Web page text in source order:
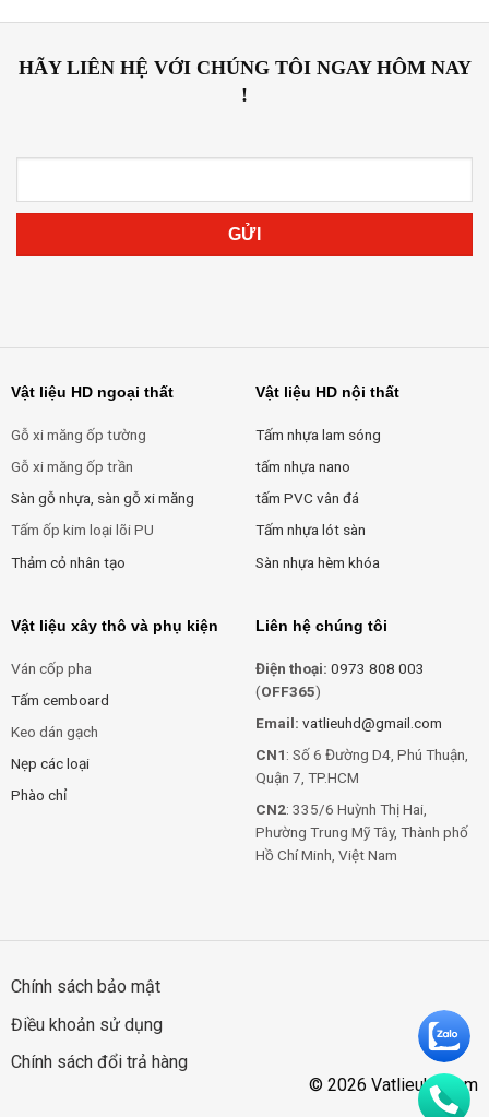
HÃY LIÊN HỆ VỚI CHÚNG TÔI NGAY HÔM NAY
!
Vật liệu HD ngoại thất
Gỗ xi măng ốp tường
Gỗ xi măng ốp trần
Sàn gỗ nhựa, sàn gỗ xi măng
Tấm ốp kim loại lõi PU
Thảm cỏ nhân tạo
Vật liệu HD nội thất
Tấm nhựa lam sóng
tấm nhựa nano
tấm PVC vân đá
Tấm nhựa lót sàn
Sàn nhựa hèm khóa
Vật liệu xây thô và phụ kiện
Ván cốp pha
Tấm cemboard
Keo dán gạch
Nẹp các loại
Phào chỉ
Liên hệ chúng tôi
Điện thoại: 0973 808 003
(OFF365)
Email: vatlieuhd@gmail.com
CN1: Số 6 Đường D4, Phú Thuận,
Quận 7, TP.HCM
CN2: 335/6 Huỳnh Thị Hai,
Phường Trung Mỹ Tây, Thành phố
Hồ Chí Minh, Việt Nam
Chính sách bảo mật
Điều khoản sử dụng
Chính sách đổi trả hàng
© 2026 Vatlieuhd.com